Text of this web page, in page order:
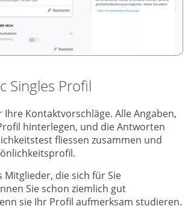
Singles Profil
Ihre Kontaktvorschläge. Alle Angaben,
hinterlegen, und die Antworten
fliessen zusammen und
Mitglieder, die sich für Sie
Sie schon ziemlich gut
sie Ihr Profil aufmerksam studieren.